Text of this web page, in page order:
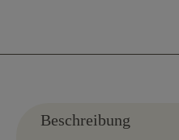
Beschreibung